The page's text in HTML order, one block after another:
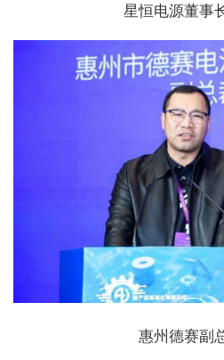
星恒电源董事
惠州德赛副